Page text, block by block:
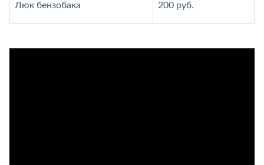
Люк бензобака 200 руб.